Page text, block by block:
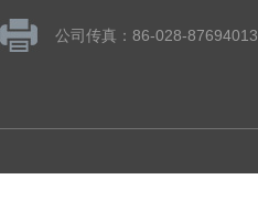
公司传真：86-028-87694013